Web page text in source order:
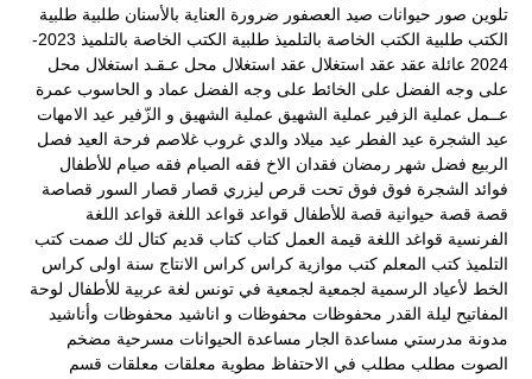
تلوين صور حيوانات صيد العصفور ضرورة العناية بالأسنان طلبية طلبية
الكتب طلبية الكتب الخاصة بالتلميذ
طلبية الكتب الخاصة بالتلميذ 2023-
2024 عائلة عقد عقد استغلال عقد استغلال محل عـقـد استغلال محل
على وجه الفضل على الخائط على وجه الفضل عماد و الحاسوب عمرة
عــمل عملية الزفير عملية الشهيق عملية الشهيق و الزّفير عيد الامهات
عيد الشجرة عيد الفطر عيد ميلاد والدي غروب غلاصم فرحة العيد فصل
الربيع فضل شهر رمضان فقدان الاخ فقه الصيام فقه صيام للأطفال
فوائد الشجرة فوق فوق تحت قرص ليزري قصار قصار السور قصاصة
قصة قصة حيوانية قصة للأطفال قواعد قواعد اللغة قواعد اللغة
الفرنسية قواغد اللغة قيمة العمل كتاب كتاب قديم كتال لك صمت كتب
التلميذ كتب المعلم كتب موازية كراس كراس الانتاج سنة اولى كراس
الخط لأعياد الرسمية لجمعية لجمعية في تونس لغة عربية للأطفال لوحة
المفاتيح ليلة القدر محفوظات محفوظات و اناشيد محفوظات وأناشيد
مدونة مدرستي مساعدة الجار مساعدة الحيوانات مسرحية مضخم
الصوت مطلب مطلب في الاحتفاظ مطوية معلقات معلقات قسم